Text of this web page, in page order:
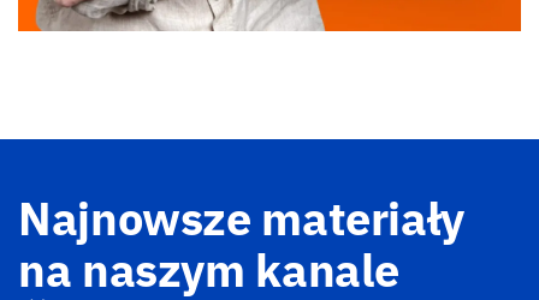
Najnowsze materiały
na naszym kanale